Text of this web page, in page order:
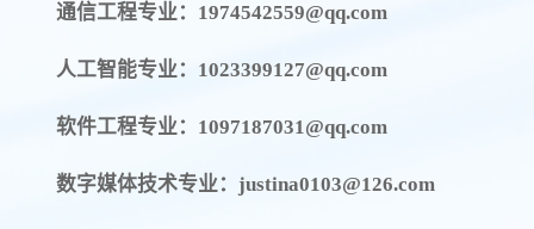
通信工程专业：1974542559@qq.com
人工智能专业：1023399127@qq.com
软件工程专业：1097187031@qq.com
数字媒体技术专业：justina0103@126.com